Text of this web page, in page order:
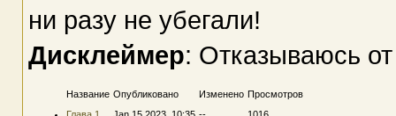
ни разу не убегали!
Дисклеймер: Отказываюсь
Название Опубликовано Изменено Просмотров